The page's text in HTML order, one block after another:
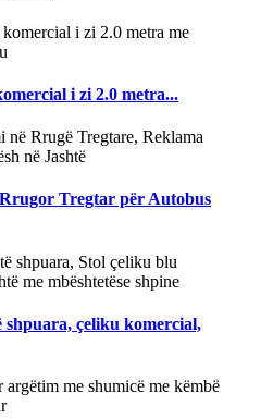
i zi 2.0 metra...
Tregtar për Autobus
shpuara, çeliku komercial,